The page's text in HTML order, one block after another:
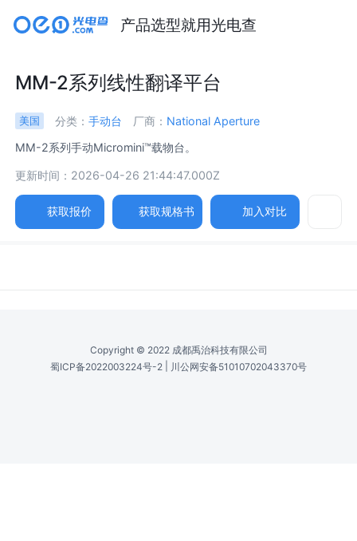
产品选型就用光电查
MM-2系列线性翻译平台
美国 分类： 手动台 厂商： National Aperture
MM-2系列手动Micromini™载物台。
更新时间：2026-04-26 21:44:47.000Z
获取报价 获取规格书 加入对比
Copyright © 2022 成都禹治科技有限公司
蜀ICP备2022003224号-2
川公网安备51010702043370号